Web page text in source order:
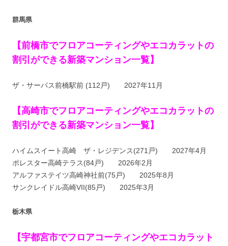
群馬県
【前橋市でフロアコーティングやエコカラットの
割引ができる新築マンション一覧】
ザ・サーパス前橋駅前 (112戸) 2027年11月
【高崎市でフロアコーティングやエコカラットの
割引ができる新築マンション一覧】
ハイムスイート高崎 ザ・レジデンス(271戸) 2027年4月
ポレスター高崎テラス(84戸) 2026年2月
アルファステイツ高崎神社前(75戸) 2025年8月
サンクレイドル高崎VII(85戸) 2025年3月
栃木県
【宇都宮市でフロアコーティングやエコカラット